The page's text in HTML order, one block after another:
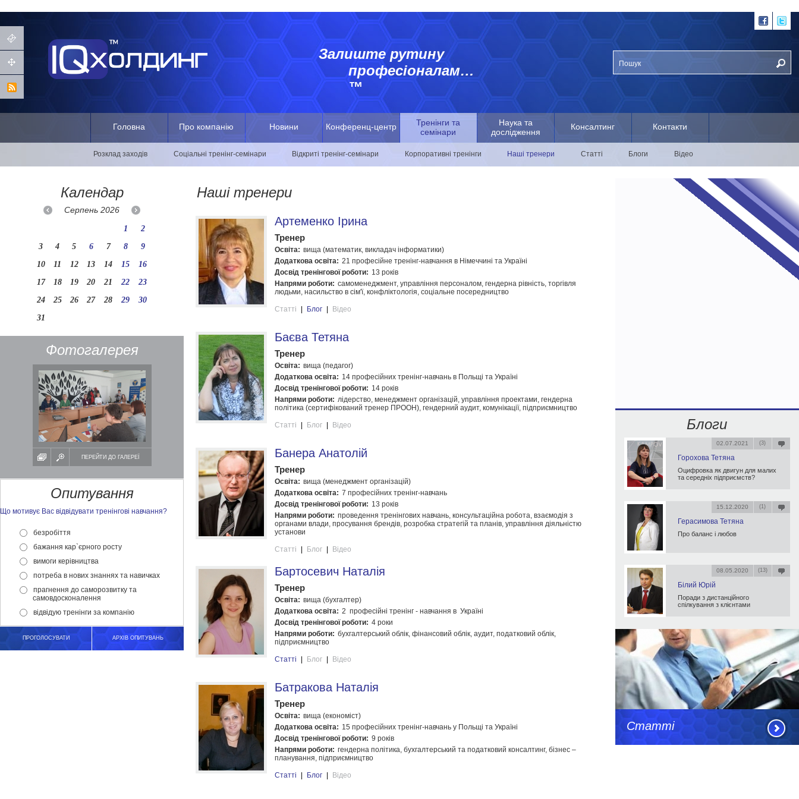
Головна Про компанію Новини Конференц-центр
Тренінги та
семінари
Наука та
дослідження
Консалтинг Контакти
Розклад заходів Соціальні тренінг-семінари Відкриті тренінг-семінари Корпоративні тренінги Наші тренери Статті Блоги Відео
Залиште рутину
професіоналам…
™
Календар
Серпень2026
1
2
3
4 5 6 7 8
9
10
11 12 13 14 15
16
17
18 19 20 21 22
23
24
25 26 27 28 29
30
31
Фотогалерея
ПЕРЕЙТИ ДО ГАЛЕРЕЇ
Опитування
Що мотивує Вас відвідувати тренінгові навчання?
безробіття
бажання кар`єрного росту
вимоги керівництва
потреба в нових знаннях та навичках
прагнення до саморозвитку та
самовдосконалення
відвідую тренінги за компанію
ПРОГОЛОСУВАТИ АРХІВ ОПИТУВАНЬ
Наші тренери
Артеменко Ірина
Тренер
Освіта: вища (математик, викладач інформатики)
Додаткова освіта: 21 професійне тренінг-навчання в Німеччині та Україні
Досвід тренінгової роботи: 13 років
Напрями роботи: самоменеджмент, управління персоналом, гендерна рівність, торгівля
людьми, насильство в сім'ї, конфліктологія, соціальне посередництво
Статті Блог Відео
Баєва Тетяна
Тренер
Освіта: вища (педагог)
Додаткова освіта: 14 професійних тренінг-навчань в Польщі та Україні
Досвід тренінгової роботи: 14 років
Напрями роботи: лідерство, менеджмент організацій, управління проектами, гендерна
політика (сертифікований тренер ПРООН), гендерний аудит, комунікації, підприємництво
Статті Блог Відео
Банера Анатолій
Тренер
Освіта: вища (менеджмент організацій)
Додаткова освіта: 7 професійних тренінг-навчань
Досвід тренінгової роботи: 13 років
Напрями роботи: проведення тренінгових навчань, консультаційна робота, взаємодія з
органами влади, просування брендів, розробка стратегій та планів, управління діяльністю
установи
Статті Блог Відео
Бартосевич Наталія
Тренер
Освіта: вища (бухгалтер)
Додаткова освіта: 2 професійні тренінг - навчання в Україні
Досвід тренінгової роботи: 4 роки
Напрями роботи: бухгалтерський облік, фінансовий облік, аудит, податковий облік,
підприємництво
Статті Блог Відео
Батракова Наталія
Тренер
Освіта: вища (економіст)
Додаткова освіта: 15 професійних тренінг-навчань у Польщі та Україні
Досвід тренінгової роботи: 9 років
Напрями роботи: гендерна політика, бухгалтерський та податковий консалтинг, бізнес –
планування, підприємництво
Статті Блог Відео
Блоги
Горохова Тетяна
02.07.2021 (3)
Оцифровка як двигун для малих
та середніх підприємств?
Герасимова Тетяна
15.12.2020 (1)
Про баланс і любов
Білий Юрій
08.05.2020 (13)
Поради з дистанційного
спілкування з клієнтами
Статті